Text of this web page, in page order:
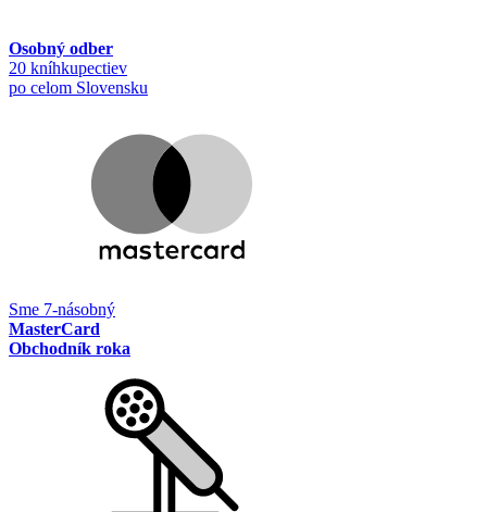
Osobný odber
20 kníhkupectiev
po celom Slovensku
Sme 7-násobný
MasterCard
Obchodník roka